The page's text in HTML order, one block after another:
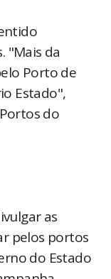
"Mais da
Porto de
Estado",
do
as
pelos portos
do Estado